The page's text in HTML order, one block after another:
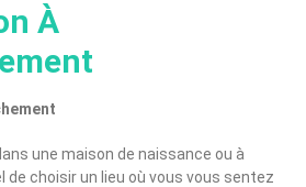
À
une maison de naissance ou à
de choisir un lieu où vous vous sentez